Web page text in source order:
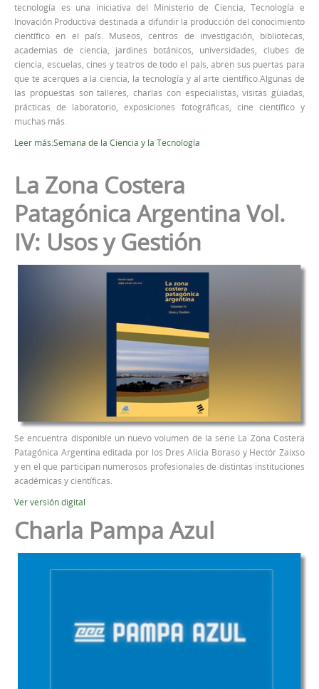
tecnología es una iniciativa del Ministerio de Ciencia, Tecnología e
Inovación Productiva destinada a difundir la producción del conocimiento
científico en el país. Museos, centros de investigación, bibliotecas,
academias de ciencia, jardines botánicos, universidades, clubes de
ciencia, escuelas, cines y teatros de todo el país, abren sus puertas para
que te acerques a la ciencia, la tecnología y al arte científico.Algunas de
las propuestas son talleres, charlas con especialistas, visitas guiadas,
prácticas de laboratorio, exposiciones fotográficas, cine científico y
muchas más.
Leer más:Semana de la Ciencia y la Tecnología
La Zona Costera
Patagónica Argentina Vol.
IV: Usos y Gestión
Se encuentra disponible un nuevo volumen de la serie La Zona Costera
Patagónica Argentina editada por los Dres Alicia Boraso y Hectór Zaixso
y en el que participan numerosos profesionales de distintas instituciones
académicas y científicas.
Ver versión digital
Charla Pampa Azul